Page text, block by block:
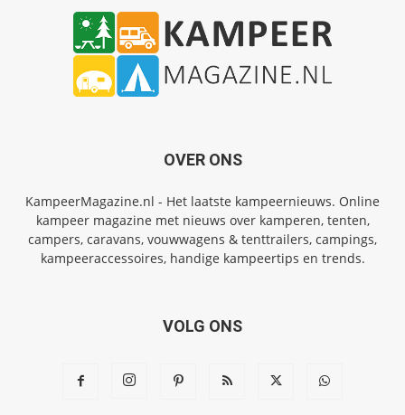
OVER ONS
KampeerMagazine.nl - Het laatste kampeernieuws. Online
kampeer magazine met nieuws over kamperen, tenten,
campers, caravans, vouwwagens & tenttrailers, campings,
kampeeraccessoires, handige kampeertips en trends.
VOLG ONS